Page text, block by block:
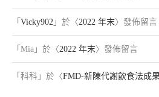
「 Vicky902 」於〈2022 年末〉發佈留言
「 Mia 」於〈2022 年末〉發佈留言
「 科科 」於〈FMD-新陳代謝飲食法成